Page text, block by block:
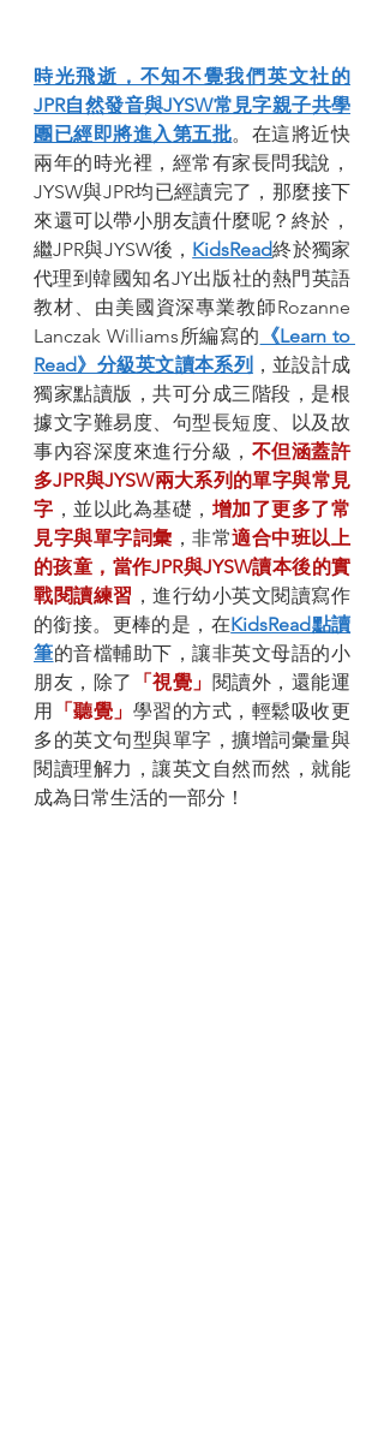
時光飛逝，不知不覺我們英文社的
JPR自然發音與JYSW常見字親子共學
團已經即將進入第五批。在這將近快
兩年的時光裡，經常有家長問我說，
JYSW與JPR均已經讀完了，那麼接下
來還可以帶小朋友讀什麼呢？終於，
繼JPR與JYSW後， KidsRead終於獨家
代理到韓國知名JY出版社的熱門英語
教材、由美國資深專業教師Rozanne
Lanczak Williams所編寫的 《Learn to
Read》分級英文讀本系列 ，並設計成
獨家點讀版，共可分成三階段，是根
據文字難易度、句型長短度、以及故
事內容深度來進行分級， 不但涵蓋許
多JPR與JYSW兩大系列的單字與常見
字 ，並以此為基礎， 增加了更多了常
見字與單字詞彙 ，非常適合中班以上
的孩童，當作JPR與JYSW讀本後的實
戰閱讀練習 ，進行幼小英文閱讀寫作
的銜接。更棒的是，在KidsRead點讀
筆的音檔輔助下，讓非英文母語的小
朋友，除了
「視覺」 閱讀外，還能運
用 「聽覺」 學習的方式，輕鬆吸收更
多的英文句型與單字，擴增詞彙量與
閱讀理解力，讓英文自然而然，就能
成為日常生活的一部分！